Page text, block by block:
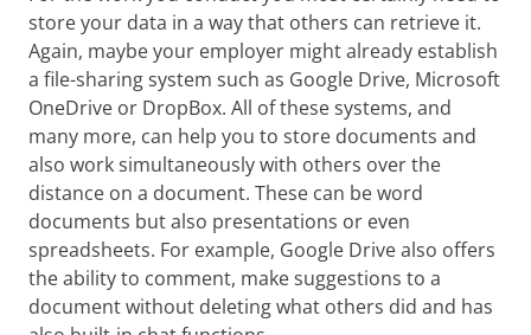
store your data in a way that others can retrieve it.
Again, maybe your employer might already establish
a file-sharing system such as Google Drive, Microsoft
OneDrive or DropBox. All of these systems, and
many more, can help you to store documents and
also work simultaneously with others over the
distance on a document. These can be word
documents but also presentations or even
spreadsheets. For example, Google Drive also offers
the ability to comment, make suggestions to a
document without deleting what others did and has